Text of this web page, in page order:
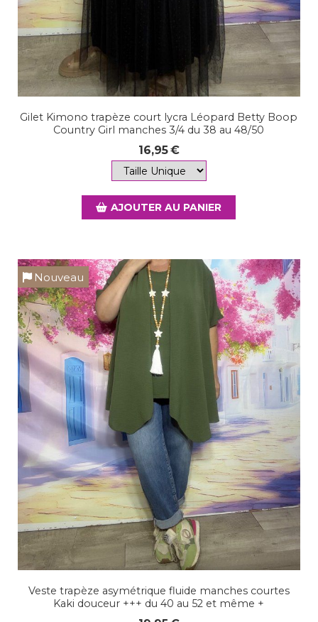
Gilet Kimono trapèze court lycra Léopard Betty Boop
Country Girl manches 3/4 du 38 au 48/50
16,95€
AJOUTER AU PANIER
Nouveau
Veste trapèze asymétrique fluide manches courtes
Kaki douceur +++ du 40 au 52 et même +